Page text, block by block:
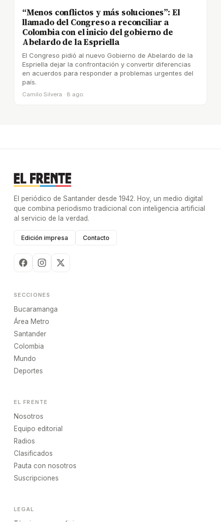
“Menos conflictos y más soluciones”: El
llamado del Congreso a reconciliar a
Colombia con el inicio del gobierno de
Abelardo de la Espriella
El Congreso pidió al nuevo Gobierno de Abelardo de la
Espriella dejar la confrontación y convertir diferencias
en acuerdos para responder a problemas urgentes del
país.
Camilo Silvera · 8 ago.
El periódico de Santander desde 1942. Hoy, un medio digital
que combina periodismo tradicional con inteligencia artificial
al servicio de la verdad.
Edición impresa Contacto
SECCIONES
Bucaramanga
Área Metro
Santander
Colombia
Mundo
Deportes
EL FRENTE
Nosotros
Equipo editorial
Radios
Clasificados
Pauta con nosotros
Suscripciones
LEGAL